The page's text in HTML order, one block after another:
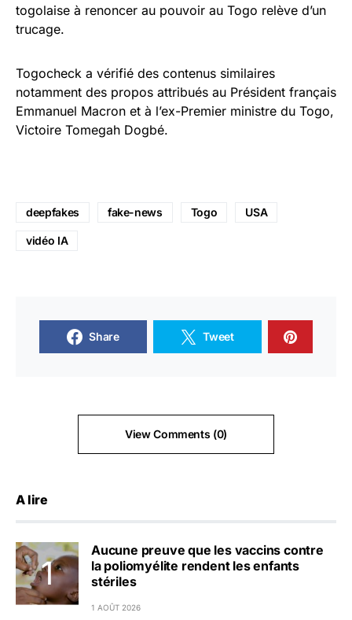
togolaise à renoncer au pouvoir au Togo relève d’un
trucage.
Togocheck a vérifié des contenus similaires
notamment des propos attribués au Président français
Emmanuel Macron et à l’ex-Premier ministre du Togo,
Victoire Tomegah Dogbé.
deepfakes fake-news Togo USA
vidéo IA
Share Tweet
View Comments (0)
A lire
Aucune preuve que les vaccins contre
la poliomyélite rendent les enfants
stériles
1 AOÛT 2026